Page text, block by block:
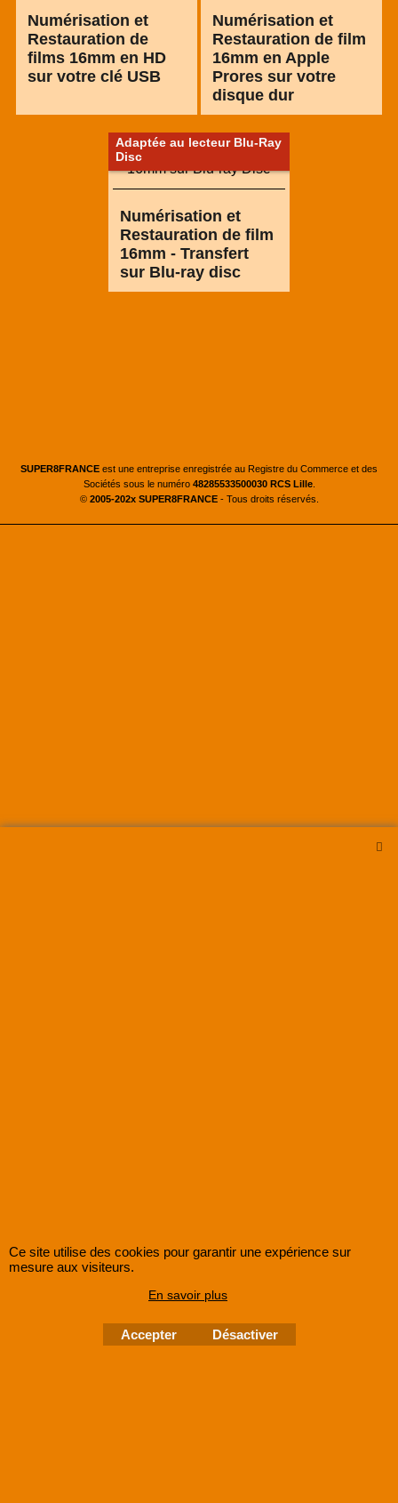
Numérisation et
Restauration de
films 16mm en HD
sur votre clé USB
Numérisation et
Restauration de film
16mm en Apple
Prores sur votre
disque dur
Adaptée au lecteur Blu-Ray
Disc
Numérisation et
Restauration de film
16mm - Transfert
sur Blu-ray disc
SUPER8FRANCE est une entreprise enregistrée au Registre du Commerce et des
Sociétés sous le numéro 48285533500030 RCS Lille.
© 2005-202x SUPER8FRANCE- Tous droits réservés.
Ce site utilise des cookies pour garantir une expérience sur
mesure aux visiteurs.
En savoir plus
Accepter Désactiver